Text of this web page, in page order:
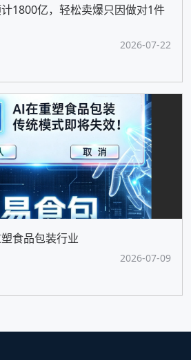
1800亿，轻松卖爆只因做对1件
2026-07-22
食品包装行业
2026-07-09